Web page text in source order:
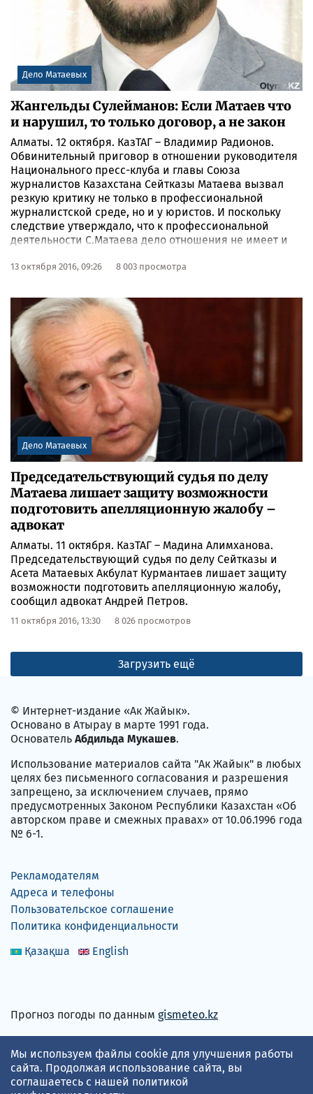
Дело Матаевых
Жангельды Сулейманов: Если Матаев что
и нарушил, то только договор, а не закон
Алматы. 12 октября. КазТАГ – Владимир Радионов.
Обвинительный приговор в отношении руководителя
Национального пресс-клуба и главы Союза
журналистов Казахстана Сейтказы Матаева вызвал
резкую критику не только в профессиональной
журналистской среде, но и у юристов. И поскольку
следствие утверждало, что к профессиональной
деятельности С.Матаева дело отношения не имеет и
в мошенничестве и уклонении от уплаты налогов), мы
специалиста в области экономического и налогового
законодательства, адвоката Жангельды Сулейманова.
13 октября 2016, 09:26 8 003 просмотра
Дело Матаевых
Председательствующий судья по делу
Матаева лишает защиту возможности
подготовить апелляционную жалобу –
адвокат
Алматы. 11 октября. КазТАГ – Мадина Алимханова.
Председательствующий судья по делу Сейтказы и
Асета Матаевых Акбулат Курмантаев лишает защиту
возможности подготовить апелляционную жалобу,
сообщил адвокат Андрей Петров.
11 октября 2016, 13:30 8 026 просмотров
Загрузить ещё
© Интернет-издание «Ак Жайык».
Основано в Атырау в марте 1991 года.
Основатель Абдильда Мукашев.
Использование материалов сайта "Ак Жайык" в любых
целях без письменного согласования и разрешения
запрещено, за исключением случаев, прямо
предусмотренных Законом Республики Казахстан «Об
авторском праве и смежных правах» от 10.06.1996 года
№ 6-1.
Рекламодателям
Адреса и телефоны
Пользовательское соглашение
Политика конфиденциальности
Қазақша
English
Прогноз погоды по данным gismeteo.kz
Принимаем карты
Мы используем файлы cookie для улучшения работы
сайта. Продолжая использование сайта, вы
соглашаетесь с нашей политикой